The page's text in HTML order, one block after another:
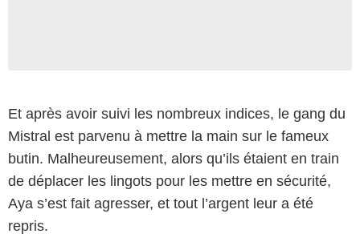
Et après avoir suivi les nombreux indices, le gang du
Mistral est parvenu à mettre la main sur le fameux
butin. Malheureusement, alors qu’ils étaient en train
de déplacer les lingots pour les mettre en sécurité,
Aya s’est fait agresser, et tout l’argent leur a été
repris.